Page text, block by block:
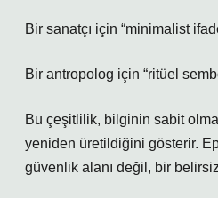
Bir sanatçı için “minimalist
Bir antropolog için “ritüel
Bu çeşitlilik, bilginin sabit
yeniden üretildiğini gösterir.
güvenlik alanı değil, bir